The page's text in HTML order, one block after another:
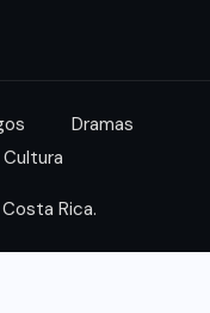
Dramas
Cultura
Costa Rica.